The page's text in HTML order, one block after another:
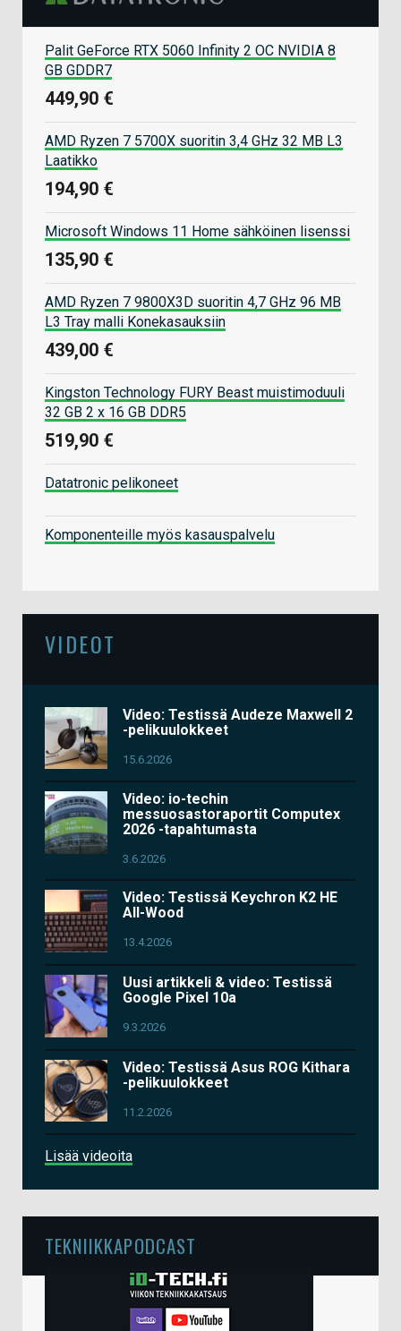
Palit GeForce RTX 5060 Infinity 2 OC NVIDIA 8
GB GDDR7
449,90 €
AMD Ryzen 7 5700X suoritin 3,4 GHz 32 MB L3
Laatikko
194,90 €
Microsoft Windows 11 Home sähköinen lisenssi
135,90 €
AMD Ryzen 7 9800X3D suoritin 4,7 GHz 96 MB
L3 Tray malli Konekasauksiin
439,00 €
Kingston Technology FURY Beast muistimoduuli
32 GB 2 x 16 GB DDR5
519,90 €
Datatronic pelikoneet
Komponenteille myös kasauspalvelu
VIDEOT
Video: Testissä Audeze Maxwell 2
-pelikuulokkeet
15.6.2026
Video: io-techin
messuosastoraportit Computex
2026 -tapahtumasta
3.6.2026
Video: Testissä Keychron K2 HE
All-Wood
13.4.2026
Uusi artikkeli & video: Testissä
Google Pixel 10a
9.3.2026
Video: Testissä Asus ROG Kithara
-pelikuulokkeet
11.2.2026
Lisää videoita
TEKNIIKKAPODCAST